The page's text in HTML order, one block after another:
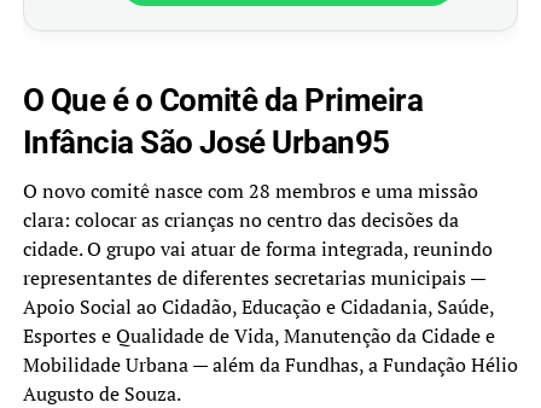
O Que é o Comitê da Primeira
Infância São José Urban95
O novo comitê nasce com 28 membros e uma missão
clara: colocar as crianças no centro das decisões da
cidade. O grupo vai atuar de forma integrada, reunindo
representantes de diferentes secretarias municipais —
Apoio Social ao Cidadão, Educação e Cidadania, Saúde,
Esportes e Qualidade de Vida, Manutenção da Cidade e
Mobilidade Urbana — além da Fundhas, a Fundação Hélio
Augusto de Souza.